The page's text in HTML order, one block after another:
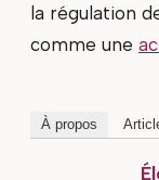
la régulation
comme une
À propos